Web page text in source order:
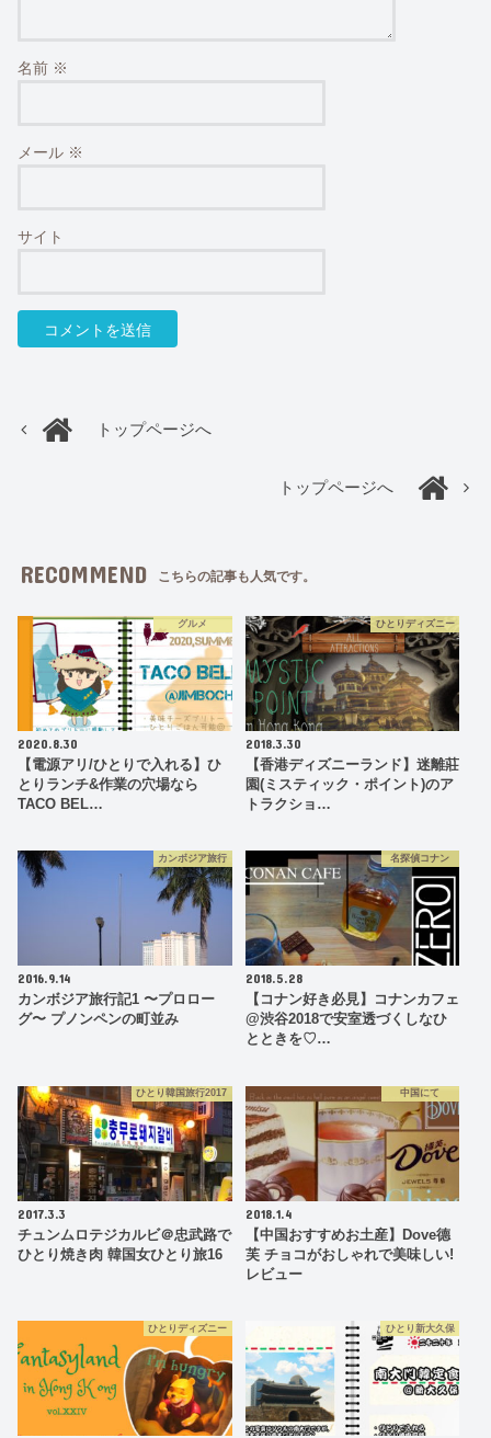
名前 ※
メール ※
サイト
トップページへ
トップページへ
RECOMMEND こちらの記事も人気です。
グルメ
2020.8.30
【電源アリ/ひとりで入れる】ひ
とりランチ&作業の穴場なら
TACO BEL…
ひとりディズニー
2018.3.30
【香港ディズニーランド】迷離莊
園(ミスティック・ポイント)のア
トラクショ…
カンボジア旅行
2016.9.14
カンボジア旅行記1 〜プロロー
グ〜 プノンペンの町並み
名探偵コナン
2018.5.28
【コナン好き必見】コナンカフェ
@渋谷2018で安室透づくしなひ
とときを♡…
ひとり韓国旅行2017
2017.3.3
チュンムロテジカルビ＠忠武路で
ひとり焼き肉 韓国女ひとり旅16
中国にて
2018.1.4
【中国おすすめお土産】Dove德
芙 チョコがおしゃれで美味しい!
レビュー
ひとりディズニー ひとり新大久保